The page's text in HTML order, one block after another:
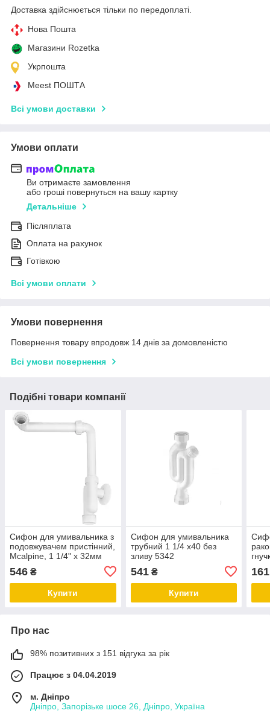
Доставка здійснюється тільки по передоплаті.
Нова Пошта
Магазини Rozetka
Укрпошта
Meest ПОШТА
Всі умови доставки
Умови оплати
Ви отримаєте замовлення
або гроші повернуться на вашу картку
Детальніше
Післяплата
Оплата на рахунок
Готівкою
Всі умови оплати
Умови повернення
Повернення товару впродовж 14 днів за домовленістю
Всі умови повернення
Подібні товари компанії
Сифон для умивальника з
подовжувачем пристінний,
Mcalpine, 1 1/4" х 32мм
546 ₴
Купити
Сифон для умивальника
трубний 1 1/4 х40 без
зливу 5342
541₴
Купити
161
Про нас
98% позитивних з 151 відгука за рік
Працює з 04.04.2019
м. Дніпро
Дніпро, Запорізьке шосе 26, Дніпро, Україна